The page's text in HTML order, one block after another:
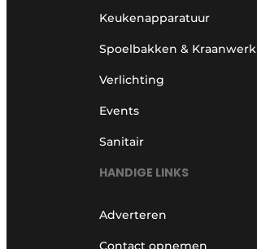
Keukenapparatuur
Spoelbakken & Kraanwerk
Verlichting
Events
Sanitair
HANDIGE LINKS
Adverteren